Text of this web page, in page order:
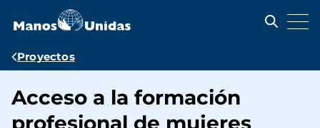
contenido
Ruta
navegación
Proyectos
Acceso a la formación
profesional de mujeres